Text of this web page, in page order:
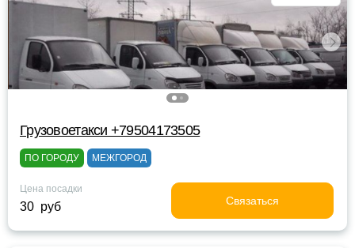
Грузовоетакси +79504173505
ПО ГОРОДУ МЕЖГОРОД
Цена посадки
30 руб Связаться